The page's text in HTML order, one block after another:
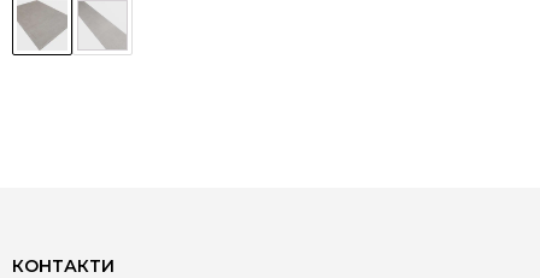
КОНТАКТИ